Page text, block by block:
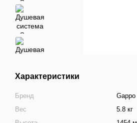
Характеристики
Бренд
Gappo
Вес
5.8 кг